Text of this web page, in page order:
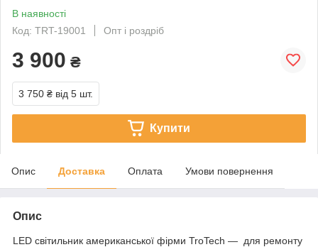
В наявності
Код: TRT-19001
Опт і роздріб
3 900 ₴
3 750 ₴ від 5 шт.
Купити
Опис Доставка Оплата Умови повернення
Опис
LED світильник американської фірми TroTech — для ремонту